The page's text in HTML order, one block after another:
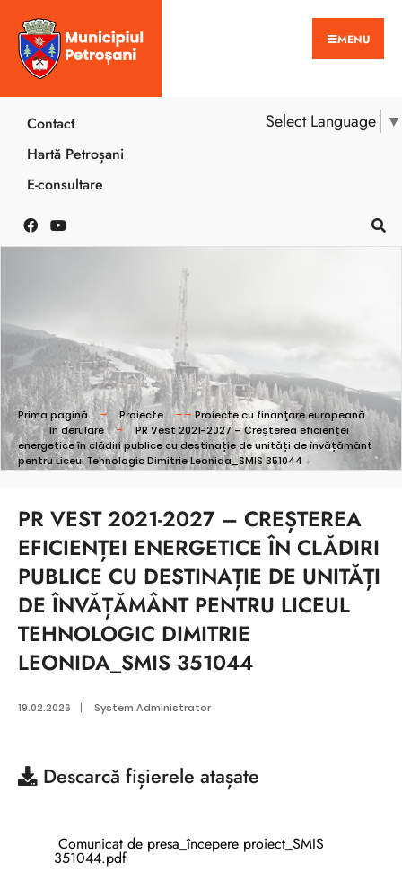
MENU
Select Language ▼
Contact
Hartă Petroșani
E-consultare
Prima pagină Proiecte
Proiecte cu finanţare europeană
In derulare
PR Vest 2021-2027 – Creșterea eficienței
energetice în clădiri publice cu destinație de unități de învățământ
pentru Liceul Tehnologic Dimitrie Leonida_SMIS 351044
PR VEST 2021-2027 – CREȘTEREA
EFICIENȚEI ENERGETICE ÎN CLĂDIRI
PUBLICE CU DESTINAȚIE DE UNITĂȚI
DE ÎNVĂȚĂMÂNT PENTRU LICEUL
TEHNOLOGIC DIMITRIE
LEONIDA_SMIS 351044
19.02.2026 | System Administrator
Descarcă fișierele atașate
Comunicat de presa_începere proiect_SMIS
351044.pdf